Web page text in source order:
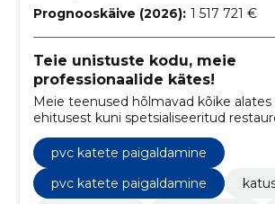
Prognooskäive (2026): 1 517 721 €
Teie unistuste kodu, meie
professionaalide kätes!
Meie teenused hõlmavad kõike alates
ehitusest kuni spetsialiseeritud
viimistlustöödeni, tagades igas etapis
usaldusväärsuse.
pvc katete paigaldamine
pvc katete paigaldamine